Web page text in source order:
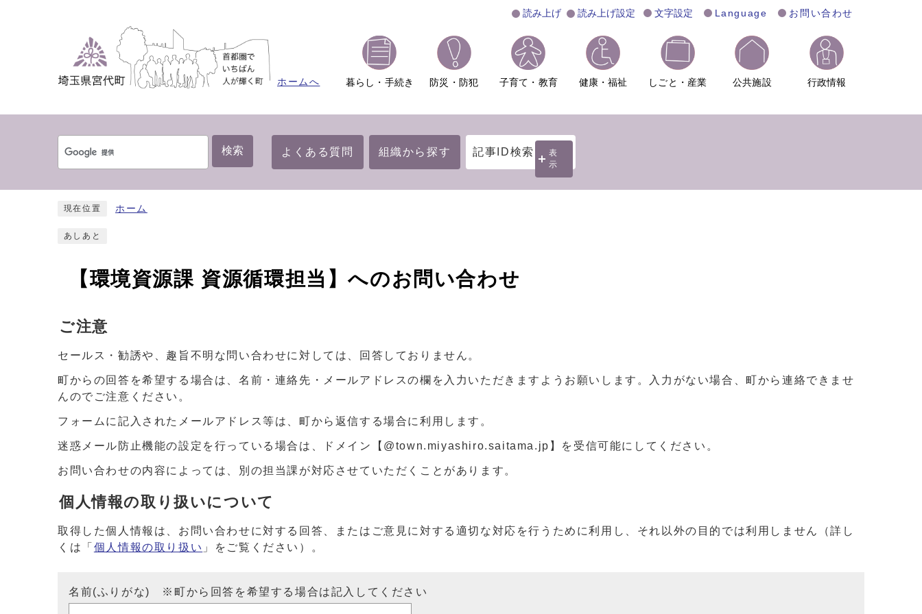
読み上げ 読み上げ設定 文字設定 Language お問い合わせ
ホームへ 暮らし・手続き 防災・防犯 子育て・教育 健康・福祉 しごと・産業 公共施設 行政情報
検索 よくある質問 組織から探す 記事ID検索
表
示
現在位置 ホーム
あしあと
【環境資源課 資源循環担当】へのお問い合わせ
ご注意
セールス・勧誘や、趣旨不明な問い合わせに対しては、回答しておりません。
町からの回答を希望する場合は、名前・連絡先・メールアドレスの欄を入力いただきますようお願いします。入力がない場合、町から連絡できませ
んのでご注意ください。
フォームに記入されたメールアドレス等は、町から返信する場合に利用します。
迷惑メール防止機能の設定を行っている場合は、ドメイン【@town.miyashiro.saitama.jp】を受信可能にしてください。
お問い合わせの内容によっては、別の担当課が対応させていただくことがあります。
個人情報の取り扱いについて
取得した個人情報は、お問い合わせに対する回答、またはご意見に対する適切な対応を行うために利用し、それ以外の目的では利用しません（詳し
くは「 個人情報の取り扱い 」をご覧ください）。
名前(ふりがな) ※町から回答を希望する場合は記入してください